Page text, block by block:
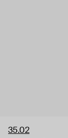
35.02